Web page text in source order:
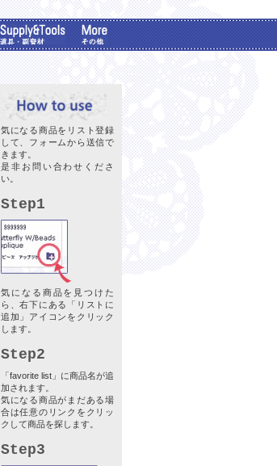
気になる商品をリスト登録
して、フォームから送信で
きます。
是非お問い合わせくださ
い。
Step1
気になる商品を見つけた
ら、右下にある「リストに
追加」アイコンをクリック
します。
Step2
「favorite list」に商品名が追
加されます。
気になる商品がまだある場
合は任意のリンクをクリッ
クして商品を探します。
Step3